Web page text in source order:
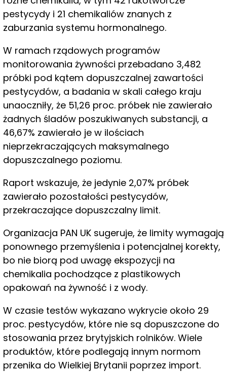
pestycydy i 21 chemikaliów znanych z
zaburzania systemu hormonalnego.
W ramach rządowych programów
monitorowania żywności przebadano 3,482
próbki pod kątem dopuszczalnej zawartości
pestycydów, a badania w skali całego kraju
unaoczniły, że 51,26 proc. próbek nie zawierało
żadnych śladów poszukiwanych substancji, a
46,67% zawierało je w ilościach
nieprzekraczających maksymalnego
dopuszczalnego poziomu.
Raport wskazuje, że jedynie 2,07% próbek
zawierało pozostałości pestycydów,
przekraczające dopuszczalny limit.
Organizacja PAN UK sugeruje, że limity wymagają
ponownego przemyślenia i potencjalnej korekty,
bo nie biorą pod uwagę ekspozycji na
chemikalia pochodzące z plastikowych
opakowań na żywność i z wody.
W czasie testów wykazano wykrycie około 29
proc. pestycydów, które nie są dopuszczone do
stosowania przez brytyjskich rolników. Wiele
produktów, które podlegają innym normom
przenika do Wielkiej Brytanii poprzez import.